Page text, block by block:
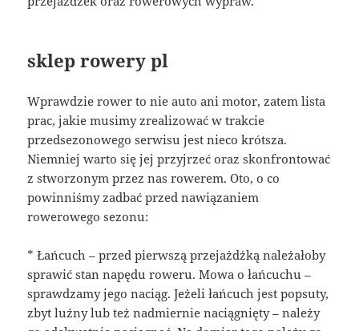
sklep rowery pl
Wprawdzie rower to nie auto ani motor, zatem lista
prac, jakie musimy zrealizować w trakcie
przedsezonowego serwisu jest nieco krótsza.
Niemniej warto się jej przyjrzeć oraz skonfrontować
z stworzonym przez nas rowerem. Oto, o co
powinniśmy zadbać przed nawiązaniem
rowerowego sezonu:
* Łańcuch – przed pierwszą przejażdżką należałoby
sprawić stan napędu roweru. Mowa o łańcuchu –
sprawdzamy jego naciąg. Jeżeli łańcuch jest popsuty,
zbyt luźny lub też nadmiernie naciągnięty – należy